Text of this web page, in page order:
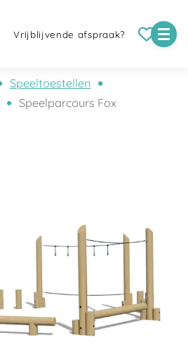
Vrijblijvende afspraak?
Speeltoestellen
Speelparcours Fox